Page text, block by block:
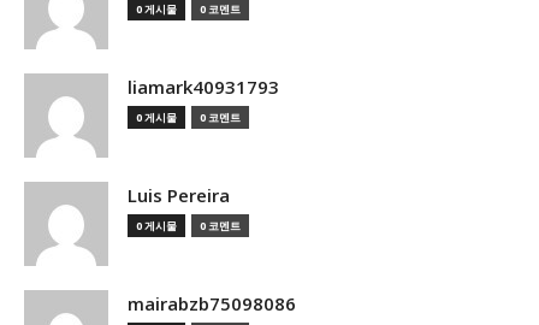
0 게시물 0 코멘트
liamark40931793
0 게시물 0 코멘트
Luis Pereira
0 게시물 0 코멘트
mairabzb75098086